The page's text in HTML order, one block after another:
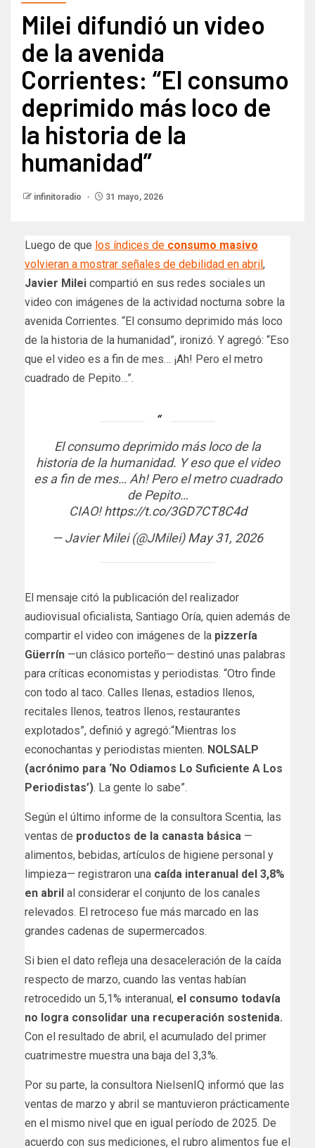
Milei difundió un video
de la avenida
Corrientes: “El consumo
deprimido más loco de
la historia de la
humanidad”
infinitoradio 31 mayo, 2026
Luego de que los índices de consumo masivo
volvieran a mostrar señales de debilidad en abril,
Javier Milei compartió en sus redes sociales un
video con imágenes de la actividad nocturna sobre la
avenida Corrientes. “El consumo deprimido más loco
de la historia de la humanidad”, ironizó. Y agregó: “Eso
que el video es a fin de mes… ¡Ah! Pero el metro
cuadrado de Pepito…”.
El consumo deprimido más loco de la
historia de la humanidad. Y eso que el video
es a fin de mes… Ah! Pero el metro cuadrado
de Pepito…
CIAO!https://t.co/3GD7CT8C4d
— Javier Milei (@JMilei)May 31, 2026
El mensaje citó la publicación del realizador
audiovisual oficialista, Santiago Oría, quien además de
compartir el video con imágenes de la pizzería
Güerrín —un clásico porteño— destinó unas palabras
para críticas economistas y periodistas. “Otro finde
con todo al taco. Calles llenas, estadios llenos,
recitales llenos, teatros llenos, restaurantes
explotados”, definió y agregó:“Mientras los
econochantas y periodistas mienten. NOLSALP
(acrónimo para ‘No Odiamos Lo Suficiente A Los
Periodistas’). La gente lo sabe”.
Según el último informe de la consultora Scentia, las
ventas de productos de la canasta básica —
alimentos, bebidas, artículos de higiene personal y
limpieza— registraron una caída interanual del 3,8%
en abril al considerar el conjunto de los canales
relevados. El retroceso fue más marcado en las
grandes cadenas de supermercados.
Si bien el dato refleja una desaceleración de la caída
respecto de marzo, cuando las ventas habían
retrocedido un 5,1% interanual, el consumo todavía
no logra consolidar una recuperación sostenida.
Con el resultado de abril, el acumulado del primer
cuatrimestre muestra una baja del 3,3%.
Por su parte, la consultora NielsenIQ informó que las
ventas de marzo y abril se mantuvieron prácticamente
en el mismo nivel que en igual período de 2025. De
acuerdo con sus mediciones, el rubro alimentos fue el